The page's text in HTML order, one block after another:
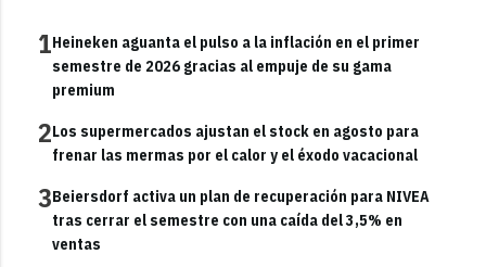
1Heineken aguanta el pulso a la inflación en el primer
semestre de 2026 gracias al empuje de su gama
premium
2Los supermercados ajustan el stock en agosto para
frenar las mermas por el calor y el éxodo vacacional
3Beiersdorf activa un plan de recuperación para NIVEA
tras cerrar el semestre con una caída del 3,5% en
ventas